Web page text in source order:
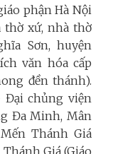
phận Hà Nội
thờ xứ, nhà thờ
Sơn, huyện
văn hóa cấp
đền thánh).
chủng viện
Đa Minh, Mân
Thánh Giá
Giá (Giáo